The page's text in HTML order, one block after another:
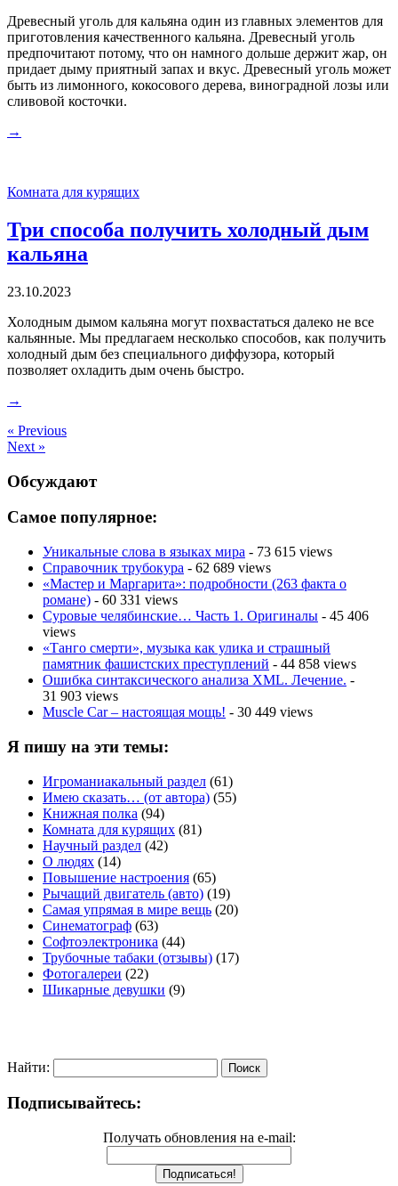
Древесный уголь для кальяна один из главных элементов для
приготовления качественного кальяна. Древесный уголь
предпочитают потому, что он намного дольше держит жар, он
придает дыму приятный запах и вкус. Древесный уголь может
быть из лимонного, кокосового дерева, виноградной лозы или
сливовой косточки.
→
Комната для курящих
Три способа получить холодный дым
кальяна
23.10.2023
Холодным дымом кальяна могут похвастаться далеко не все
кальянные. Мы предлагаем несколько способов, как получить
холодный дым без специального диффузора, который
позволяет охладить дым очень быстро.
→
« Previous
Next »
Обсуждают
Самое популярное:
Уникальные слова в языках мира - 73 615 views
Справочник трубокура - 62 689 views
«Мастер и Маргарита»: подробности (263 факта о
романе) - 60 331 views
Суровые челябинские… Часть 1. Оригиналы - 45 406
views
«Танго смерти», музыка как улика и страшный
памятник фашистских преступлений - 44 858 views
Ошибка синтаксического анализа XML. Лечение. -
31 903 views
Muscle Car – настоящая мощь! - 30 449 views
Я пишу на эти темы:
Игроманиакальный раздел (61)
Имею сказать… (от автора) (55)
Книжная полка (94)
Комната для курящих (81)
Научный раздел (42)
О людях (14)
Повышение настроения (65)
Рычащий двигатель (авто) (19)
Самая упрямая в мире вещь (20)
Синематограф (63)
Софтоэлектроника (44)
Трубочные табаки (отзывы) (17)
Фотогалереи (22)
Шикарные девушки (9)
Найти:
Подписывайтесь:
Получать обновления на e-mail: